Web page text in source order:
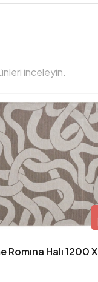
inceleyin.
Halı 1200 X